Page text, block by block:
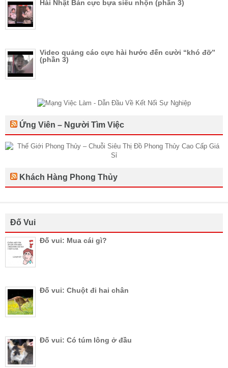
Hài Nhật Bản cực bựa siêu nhộn (phần 3)
Video quảng cáo cực hài hước đến cười “khó đỡ”
(phần 3)
Ứng Viên – Người Tìm Việc
Khách Hàng Phong Thủy
Đố Vui
Đố vui: Mua cái gì?
Đố vui: Chuột đi hai chân
Đố vui: Có túm lông ở đầu